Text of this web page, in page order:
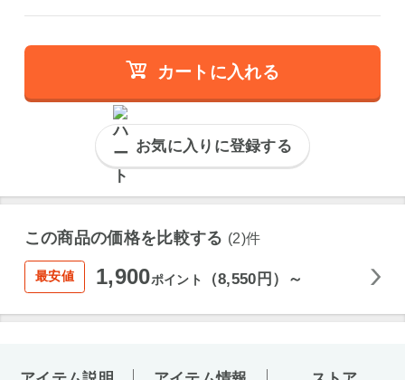
カートに入れる
お気に入りに登録する
この商品の価格を比較する (2)件
最安値 1,900ポイント （8,550円）～